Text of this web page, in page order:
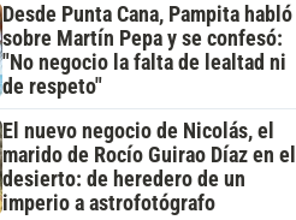
Desde Punta Cana, Pampita habló
sobre Martín Pepa y se confesó:
"No negocio la falta de lealtad ni
de respeto"
El nuevo negocio de Nicolás, el
marido de Rocío Guirao Díaz en el
desierto: de heredero de un
imperio a astrofotógrafo